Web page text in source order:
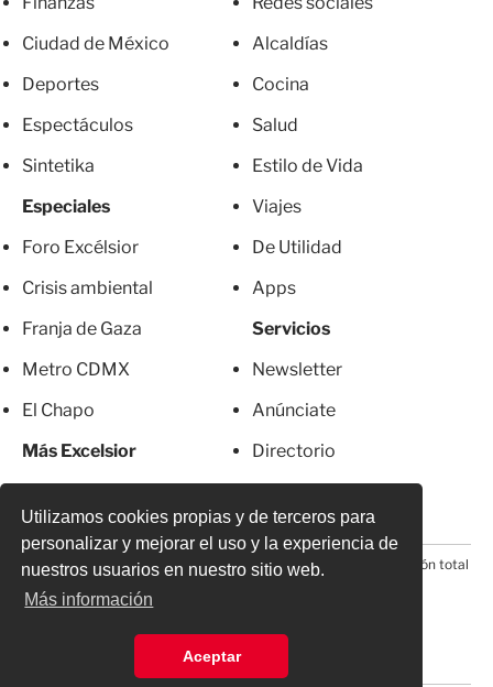
Utilizamos cookies propias y de terceros para
personalizar y mejorar el uso y la experiencia de
nuestros usuarios en nuestro sitio web.
Más información
Aceptar
Ciudad de México
Deportes
Espectáculos
Sintetika
Especiales
Foro Excélsior
Crisis ambiental
Franja de Gaza
Metro CDMX
El Chapo
Más Excelsior
Alcaldías
Cocina
Salud
Estilo de Vida
Viajes
De Utilidad
Apps
Servicios
Newsletter
Anúnciate
Directorio
© 2026 Todos los derechos reservados. Prohibida la reproducción total
o parcial, incluyendo cualquier medio electrónico*